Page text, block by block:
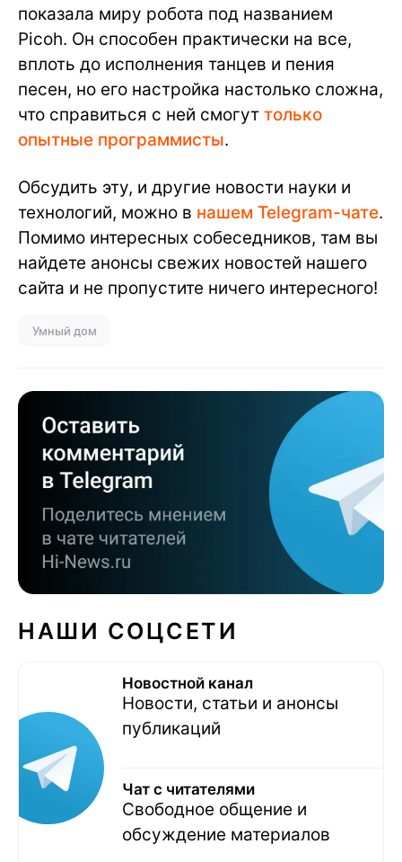
показала миру робота под названием
Picoh. Он способен практически на все,
вплоть до исполнения танцев и пения
песен, но его настройка настолько сложна,
что справиться с ней смогут только
опытные программисты.
Обсудить эту, и другие новости науки и
технологий, можно в нашем Telegram-чате.
Помимо интересных собеседников, там вы
найдете анонсы свежих новостей нашего
сайта и не пропустите ничего интересного!
Умный дом
НАШИ СОЦСЕТИ
Новостной канал
Новости, статьи и анонсы
публикаций
Чат с читателями
Свободное общение и
обсуждение материалов